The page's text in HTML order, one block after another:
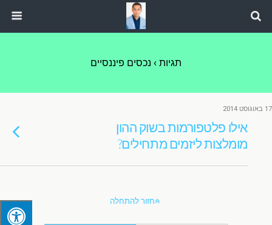
תגיות › נכסים פיננסיים
17 באוגוסט 2014
אילו פלטפורמות בשוק ההון
מומלצות ליזמים מתחילים?
חזור להתחלה